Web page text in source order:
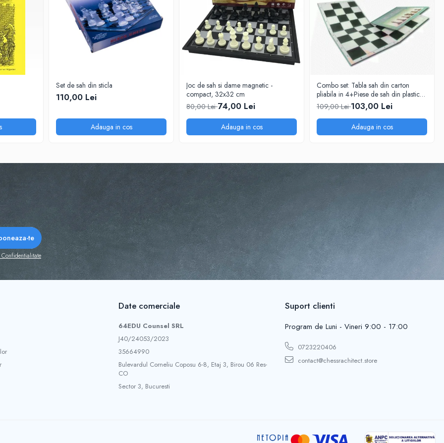
Set de sah din sticla
110,00 Lei
Adauga in cos
Joc de sah si dame magnetic -
compact, 32x32 cm
80,00 Lei74,00 Lei
Adauga in cos
Combo set: Tabla sah din carton
pliabila in 4+Piese de sah din plastic
no. 6 - weighted
109,00 Lei103,00 Lei
Adauga in cos
Date comerciale
64EDU Counsel SRL
J40/24053/2023
35664990
Bulevardul Corneliu Coposu 6-8, Etaj 3, Birou 06 Res-
CO
Sector 3, Bucuresti
Suport clienti
Program de Luni - Vineri 9:00 - 17:00
0723220406
contact@chessrachitect.store